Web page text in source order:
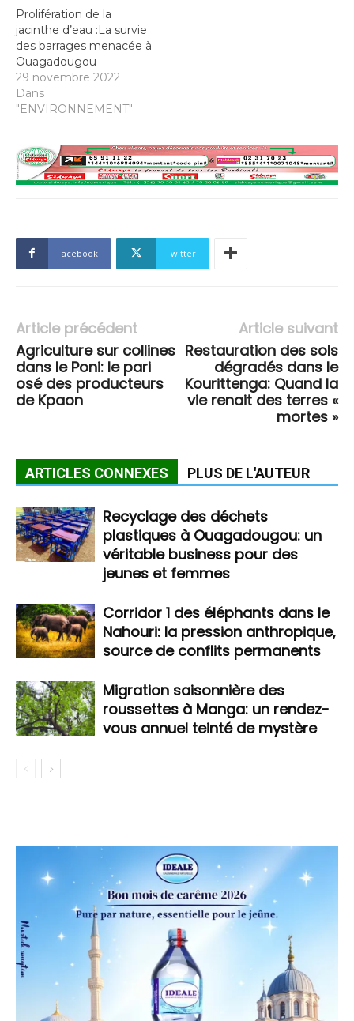
Prolifération de la
jacinthe d’eau :La survie
des barrages menacée à
Ouagadougou
29 novembre 2022
Dans
"ENVIRONNEMENT"
Facebook Twitter
Article précédent
Agriculture sur collines
dans le Poni: le pari
osé des producteurs
de Kpaon
Article suivant
Restauration des sols
dégradés dans le
Kourittenga: Quand la
vie renait des terres «
mortes »
ARTICLES CONNEXES PLUS DE L'AUTEUR
Recyclage des déchets
plastiques à Ouagadougou: un
véritable business pour des
jeunes et femmes
Corridor 1 des éléphants dans le
Nahouri: la pression anthropique,
source de conflits permanents
Migration saisonnière des
roussettes à Manga: un rendez-
vous annuel teinté de mystère